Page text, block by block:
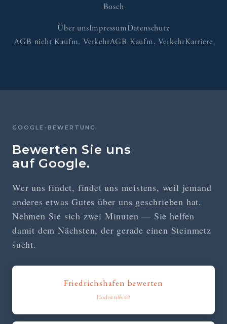
Bosch
Über unsImpressumDatenschutz
AGB nicht Kaufm. VerkehrAGB Kaufm. VerkehrKarriere
GOOGLE-BEWERTUNG
Bewerten Sie uns
auf Google.
Wer uns findet, findet uns meistens, weil jemand
anderes etwas Gutes über uns geschrieben hat.
Nehmen Sie sich zwei Minuten — Sie helfen
damit dem Nächsten, der gerade einen Steinmetz
sucht.
Friedrichshafen bewerten
Hochstraße 69